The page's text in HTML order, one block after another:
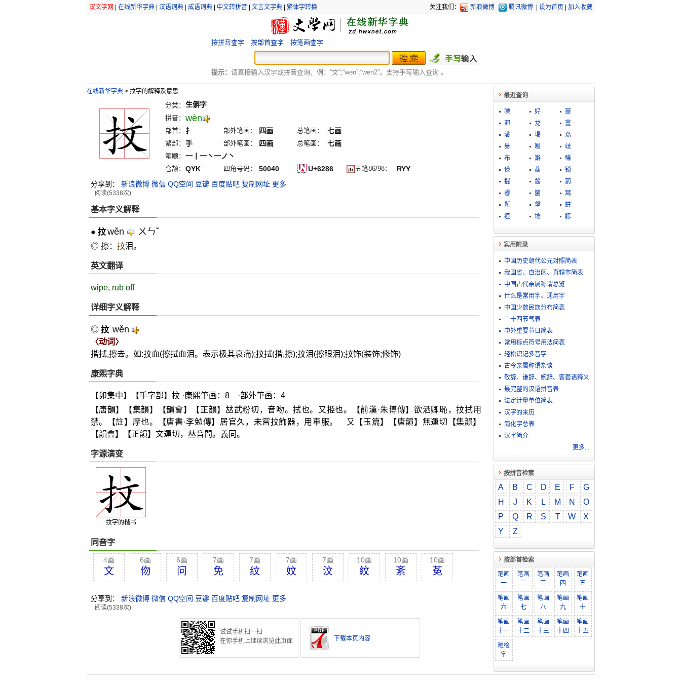
汉文学网 在线新华字典| 汉语词典| 成语词典| 中文转拼音| 文言文字典| 繁体字转换 关注我们： 新浪微博 腾讯微博 设为首页 加入收藏
按拼音查字 按部首查字 按笔画查字
提示： 请直接输入汉字或拼音查询，例：“文”;“wen”;“wen2”。支持手写输入查询 。
在线新华字典 >抆字的解释及意思
分类： 生僻字
拼音： wèn
部首： 扌 部外笔画： 四画 总笔画： 七画
繁部： 手 部外笔画： 四画 总笔画： 七画
笔顺： 一丨一丶一ノ丶
仓颉： QYK 四角号码： 50040 U+6286 五笔86/98：
RYY
分享到：
新浪微博 微信 QQ空间 豆瓣 百度贴吧 复制网址 更多
阅读(5338次)
基本字义解释
● 抆 wěn ㄨㄣˇ
◎ 擦： 抆泪。
英文翻译
wipe, rub off
详细字义解释
◎ 抆 wěn
〈动词〉
揩拭,擦去。如:抆血(擦拭血泪。表示极其哀痛);抆拭(揩,擦);抆泪(擦眼泪);抆饰(装饰;修饰)
康熙字典
【卯集中】【手字部】抆 ·康熙筆画：8 ·部外筆画：4
【唐韻】【集韻】【韻會】【正韻】 𠀤武粉切，音吻。拭也。又挋也。【前漢·朱博傳】欲洒卿恥，抆拭用
禁。【註】摩也。【唐書·李勉傳】居官久，未嘗抆飾器，用車服。 又【玉篇】【唐韻】無運切【集韻】
【韻會】【正韻】文運切， 𠀤音問。義同。
字源演变
抆字的楷书
同音字
4画
文
6画
伆
6画
问
7画
免
7画
纹
7画
妏
7画
汶
10画
紋
10画
紊
10画
莬
分享到： 新浪微博 微信 QQ空间 豆瓣 百度贴吧 复制网址 更多
阅读(5338次)
试试手机扫一扫
在你手机上继续浏览此页面
下载本页内容
最近查询
嚛 好
寔
渖
龙
靊
瀐
堨
劦
昜
唆
攱
布
澣
鳒
偀
蔏
锁
掍
齧
藅
睿
箘
窝
蟴
搫
蛀
疸
埝 胨
实用附录
中国历史朝代公元对照简表
我国省、自治区、直辖市简表
中国古代亲属称谓总览
什么是常用字、通用字
中国少数民族分布简表
二十四节气表
中外重要节日简表
常用标点符号用法简表
轻松识记多音字
古今亲属称谓杂谈
敬​辞​、​谦​辞​、​婉​辞​、​客​套​语​释​义
最完整的汉语拼音表
法定计量单位简表
汉字的来历
简化字总表
汉字简介
更多...
按拼音检索
A B C D E F
G
H
J K L M N
O
P
Q R S T W
X
Y
Z
按部首检索
笔画
一
笔画
二
笔画
三
笔画
四
笔画
五
笔画
六
笔画
七
笔画
八
笔画
九
笔画
十
笔画
十一
笔画
十二
笔画
十三
笔画
十四
笔画
十五
难检
字